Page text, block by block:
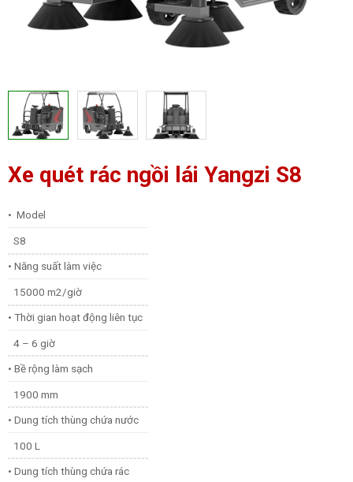
Xe quét rác ngồi lái Yangzi S8
• Model
S8
• Năng suất làm việc
15000 m2/giờ
• Thời gian hoạt động liên tục
4 – 6 giờ
• Bề rộng làm sạch
1900 mm
• Dung tích thùng chứa nước
100 L
• Dung tích thùng chứa rác